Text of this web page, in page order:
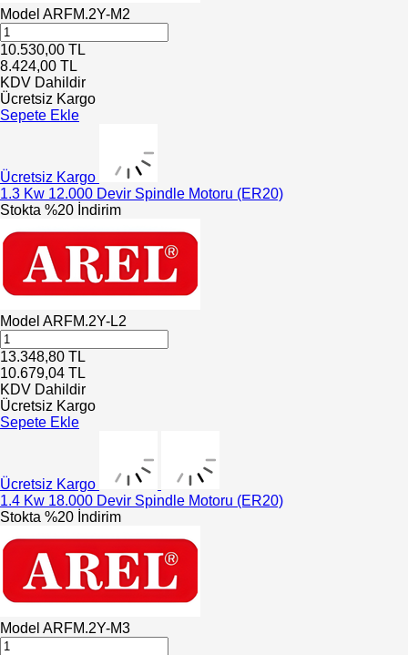
Model ARFM.2Y-M2
10.530,00 TL
8.424,00 TL
KDV Dahildir
Ücretsiz Kargo
Sepete Ekle
Ücretsiz Kargo
1.3 Kw 12.000 Devir Spindle Motoru (ER20)
Stokta %20 İndirim
Model ARFM.2Y-L2
13.348,80 TL
10.679,04 TL
KDV Dahildir
Ücretsiz Kargo
Sepete Ekle
Ücretsiz Kargo
1.4 Kw 18.000 Devir Spindle Motoru (ER20)
Stokta %20 İndirim
Model ARFM.2Y-M3